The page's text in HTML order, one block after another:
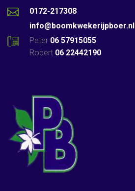
0172-217308
info@boomkwekerijpboer.nl
Peter 06 57915055
Robert 06 22442190